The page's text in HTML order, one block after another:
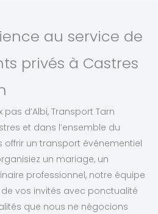
au service de
privés à Castres
d’Albi, Transport Tarn
et dans l’ensemble du
un transport événementiel
un mariage, un
professionnel, notre équipe
vos invités avec ponctualité
que nous ne négocions